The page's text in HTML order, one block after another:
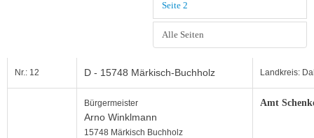
Seite 2
Alle Seiten
Nr.: 12 D - 15748 Märkisch-Buchholz Landkreis:
Bürgermeister
Arno Winklmann
15748 Märkisch Buchholz
Amt